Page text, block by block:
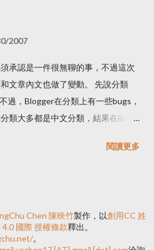
時就想關掉了。因為從這一幕開
而從第六幕開始，才是真正的人
表示她必須自己教育自己，所以
二幕裡，Grace認為Tom很「傲
最後，第九幕，她到了車上依然與
」。從車上兩個人的爭論裡，名字
露了她的本性： The Big Man:…but
直到最後，她的決定讓整個村子
了那隻連肉骨頭也不願施捨給她...
2007
承認是一件很無聊的事，不過這次
文章內文也做了變動。 先說分類
過，Blogger在分類上有一些bugs，
類大多都是中文分類，結果在link上
學的文章分開來，雖然已經很久沒
，而且還會出現莫名奇妙的幽靈數
不過似乎一直沒有修復的跡象。所
般的情況，在英文標籤裡會有文
文章出現的，但奇怪的是，有些中
閱讀更多
Chen 陳映竹製作，以創用CC 姓
國際 授權條款釋出。
。